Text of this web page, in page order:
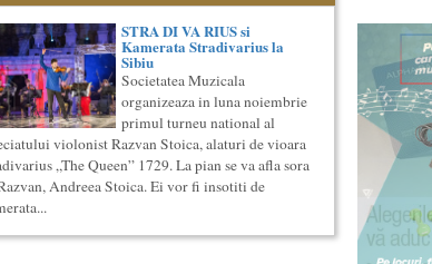
STRA DI VA RIUS si
Kamerata Stradivarius la
Sibiu
Societatea Muzicala
organizeaza in luna noiembrie
primul turneu national al
violonist Razvan Stoica, alaturi de vioara
„The Queen” 1729. La pian se va afla sora
Andreea Stoica. Ei vor fi insotiti de